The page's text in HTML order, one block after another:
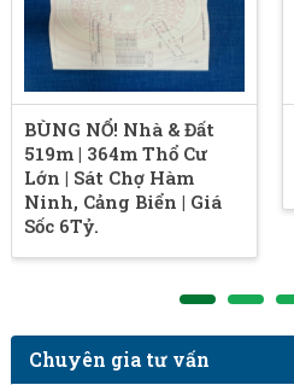
BÙNG NỔ! Nhà & Đất
519m | 364m Thổ Cư
Lớn | Sát Chợ Hàm
Ninh, Cảng Biển | Giá
Sốc 6Tỷ.
Chuyên gia tư vấn